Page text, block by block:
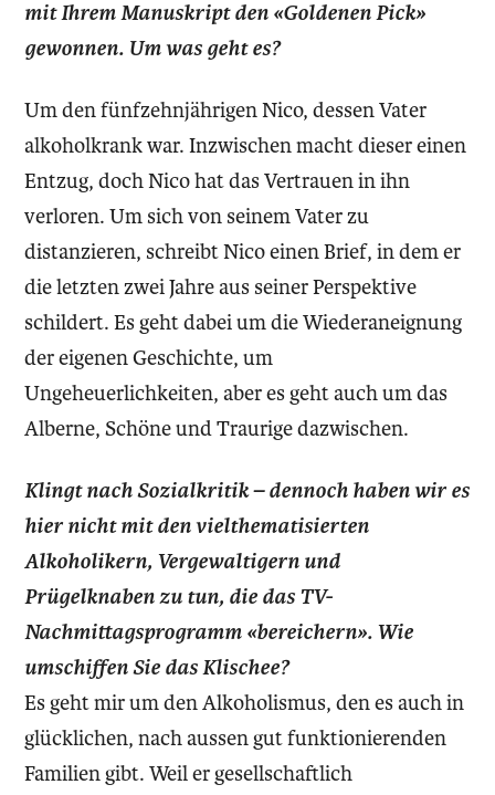
mit Ihrem Manuskript den «Goldenen Pick»
gewonnen. Um was geht es?
Um den fünfzehnjährigen Nico, dessen Vater
alkoholkrank war. Inzwischen macht dieser einen
Entzug, doch Nico hat das Vertrauen in ihn
verloren. Um sich von seinem Vater zu
distanzieren, schreibt Nico einen Brief, in dem er
die letzten zwei Jahre aus seiner Perspektive
schildert. Es geht dabei um die Wieder­aneignung
der eigenen Geschichte, um
Ungeheuerlichkeiten, aber es geht auch um das
Alberne, Schöne und Traurige dazwischen.
Klingt nach Sozialkritik – dennoch haben wir es
hier nicht mit den vielthematisierten
Alkoholikern, Vergewaltigern und
Prügelknaben zu tun, die das TV-
Nachmittagsprogramm «bereichern». Wie
umschiffen Sie das Klischee?
Es geht mir um den Alkoholismus, den es auch in
glücklichen, nach aussen gut funktionierenden
Familien gibt. Weil er gesellschaftlich